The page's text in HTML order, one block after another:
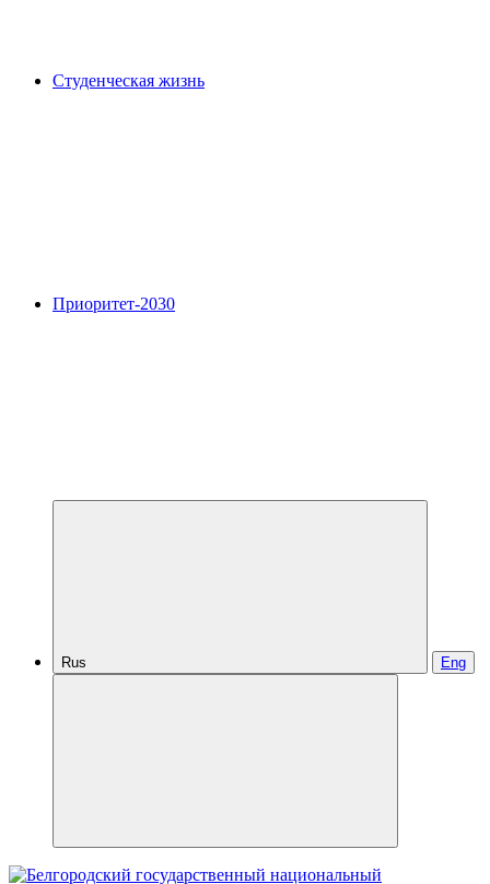
Студенческая жизнь
Приоритет-2030
Rus Eng